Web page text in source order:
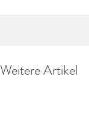
Weitere Artikel